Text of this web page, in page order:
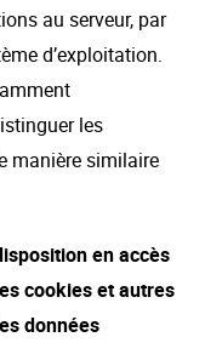
au serveur, par
d’exploitation.
les
manière similaire
en accès
cookies et autres
données